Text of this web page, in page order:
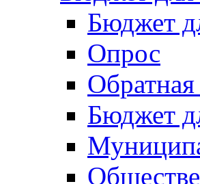
Бюджет
Опрос
Обратная
Бюджет